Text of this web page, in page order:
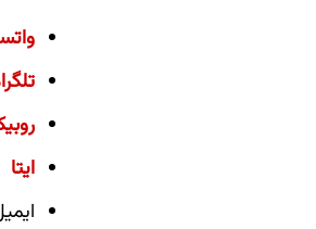
ایتا